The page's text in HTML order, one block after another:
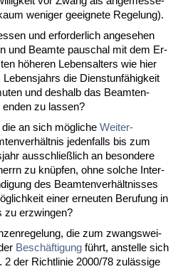
we­ni­ger ge­eig­ne­te Re­ge­lung).
und er­for­der­lich an­ge­se­hen
und Be­am­te pau­schal mit dem Er­
höhe­ren Le­bens­al­ters wie hier
die Dienst­unfähig­keit
und des­halb das Be­am­ten­
zu las­sen?
an sich mögli­che Wei­ter­
je­den­falls bis zum
aus­sch­ließlich an be­son­de­re
zu knüpfen, oh­ne sol­che In­ter­
des Be­am­ten­verhält­nis­ses
ei­ner er­neu­ten Be­ru­fung in
zu er­zwin­gen?
die zum zwangs­wei­
Beschäfti­gung führt, an­stel­le sich
2 der Richt­li­nie 2000/78 zulässi­ge